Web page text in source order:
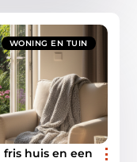
WONING EN TUIN
huis en een